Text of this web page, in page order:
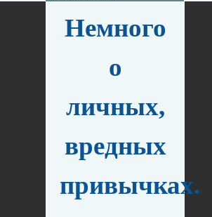
Немного
о
личных,
вредных
привычках.